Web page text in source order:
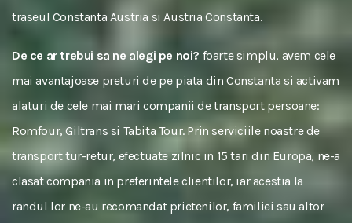
traseul Constanta Austria si Austria Constanta.
De ce ar trebui sa ne alegi pe noi? foarte simplu, avem cele
mai avantajoase preturi de pe piata din Constanta si activam
alaturi de cele mai mari companii de transport persoane:
Romfour, Giltrans si Tabita Tour. Prin serviciile noastre de
transport tur-retur, efectuate zilnic in 15 tari din Europa, ne-a
clasat compania in preferintele clientilor, iar acestia la
randul lor ne-au recomandat prietenilor, familiei sau altor